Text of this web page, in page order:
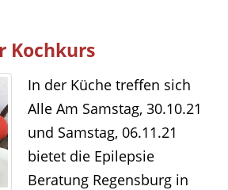
Kochkurs
In der Küche treffen sich
Alle Am Samstag, 30.10.21
und Samstag, 06.11.21
bietet die Epilepsie
Beratung Regensburg in